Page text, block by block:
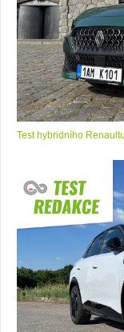
Test hybridního